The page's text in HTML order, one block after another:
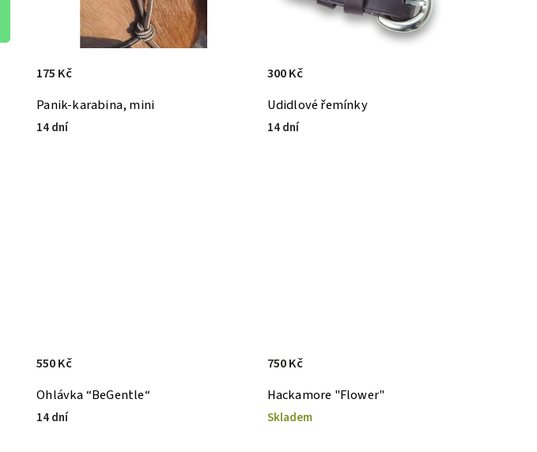
Panik-karabina, mini
14 dní
175 Kč
Udidlové řemínky
14 dní
300 Kč
Ohlávka “BeGentle“
14 dní
550 Kč
Hackamore "Flower"
Skladem
750 Kč